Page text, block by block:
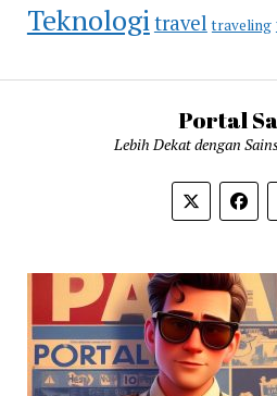
Teknologitravel traveling
Portal
Lebih Dekat dengan